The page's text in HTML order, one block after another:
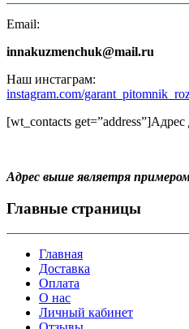
Email:
innakuzmenchuk@mail.ru
Наш инстаграм:
instagram.com/
[wt_contacts
Адрес выше являетря
Главные страницы
Главная
Доставка
Оплата
О нас
Личный кабинет